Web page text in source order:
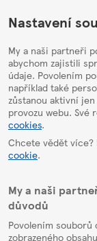
HelpPage
Nastavení
My a naši partneři
abychom zajistili
údaje. Povolením
například také
zůstanou aktivní
provozu webu. Své
cookies.
Chcete vědět
cookie.
My a naši
důvodů
Povolením
zobrazeného